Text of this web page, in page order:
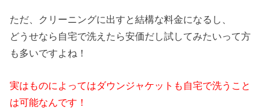
ただ、クリーニングに出すと結構な料金になるし、
どうせなら自宅で洗えたら安価だし試してみたいって方
も多いですよね！
実はものによってはダウンジャケットも自宅で洗うこと
は可能なんです！